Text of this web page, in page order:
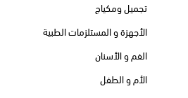
تجميل ومكياج
الأجهزة و المستلزمات الطبية
الفم و الأسنان
الأم و الطفل